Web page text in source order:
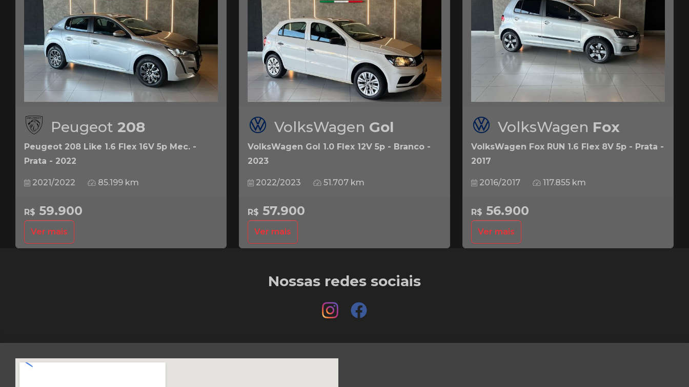
Peugeot 208
Peugeot 208 Like 1.6 Flex 16V 5p Mec. -
Prata - 2022
2021/2022 85.199 km
R$ 59.900
Ver mais
VolksWagen Gol
VolksWagen Gol 1.0 Flex 12V 5p - Branco -
2023
2022/2023 51.707 km
R$ 57.900
Ver mais
VolksWagen Fox
VolksWagen Fox RUN 1.6 Flex 8V 5p - Prata -
2017
2016/2017 117.855 km
R$ 56.900
Ver mais
Nossas redes sociais